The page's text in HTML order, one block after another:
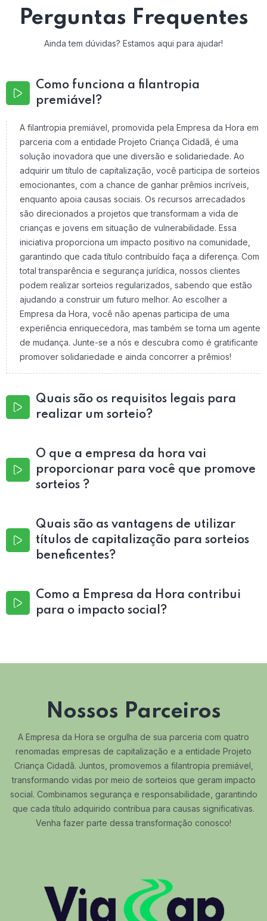
Perguntas Frequentes
Ainda tem dúvidas? Estamos aqui para ajudar!
Como funciona a filantropia
premiável?
A filantropia premiável, promovida pela Empresa da Hora em
parceria com a entidade Projeto Criança Cidadã, é uma
solução inovadora que une diversão e solidariedade. Ao
adquirir um título de capitalização, você participa de sorteios
emocionantes, com a chance de ganhar prêmios incríveis,
enquanto apoia causas sociais. Os recursos arrecadados
são direcionados a projetos que transformam a vida de
crianças e jovens em situação de vulnerabilidade. Essa
iniciativa proporciona um impacto positivo na comunidade,
garantindo que cada título contribuído faça a diferença. Com
total transparência e segurança jurídica, nossos clientes
podem realizar sorteios regularizados, sabendo que estão
ajudando a construir um futuro melhor. Ao escolher a
Empresa da Hora, você não apenas participa de uma
experiência enriquecedora, mas também se torna um agente
de mudança. Junte-se a nós e descubra como é gratificante
promover solidariedade e ainda concorrer a prêmios!
Quais são os requisitos legais para
realizar um sorteio?
O que a empresa da hora vai
proporcionar para você que promove
sorteios ?
Quais são as vantagens de utilizar
títulos de capitalização para sorteios
beneficentes?
Como a Empresa da Hora contribui
para o impacto social?
Nossos Parceiros
A Empresa da Hora se orgulha de sua parceria com quatro
renomadas empresas de capitalização e a entidade Projeto
Criança Cidadã. Juntos, promovemos a filantropia premiável,
transformando vidas por meio de sorteios que geram impacto
social. Combinamos segurança e responsabilidade, garantindo
que cada título adquirido contribua para causas significativas.
Venha fazer parte dessa transformação conosco!